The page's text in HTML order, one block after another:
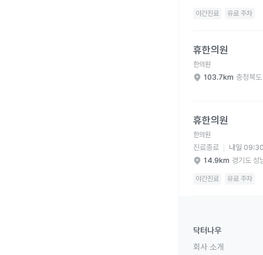
야간진료 유료 주차
휴한의원
한의원
103.7km 충청북
휴한의원
한의원
진료종료
내일
14.9km 경기도 성
야간진료 유료 주차
닥터나우
회사 소개